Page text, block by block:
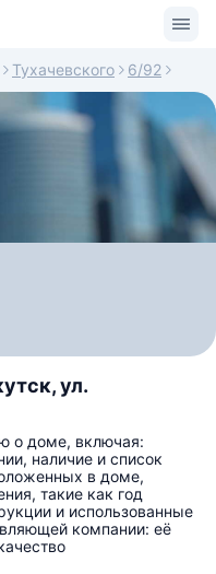
Тухачевского 6/92
ул.
о доме, включая:
наличие и список
в доме,
такие как год
и использованные
компании: её